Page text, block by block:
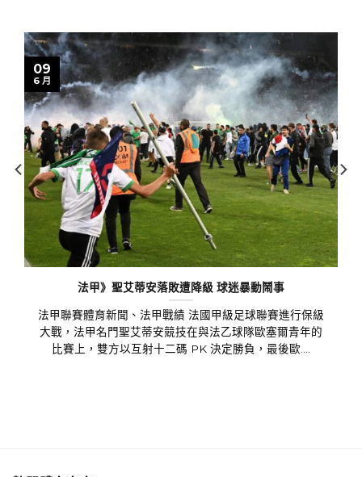
法甲》聖艾蒂安落敗遭降級 球迷暴動鬧事
法甲聯賽體育新聞、法甲戰績 法國甲級足球聯賽進行保級
大戰，法甲名門聖艾蒂安競技在與法乙球隊歐塞爾青年的
比賽上，雙方以互射十二碼 PK 決定勝負，最後歐....
09